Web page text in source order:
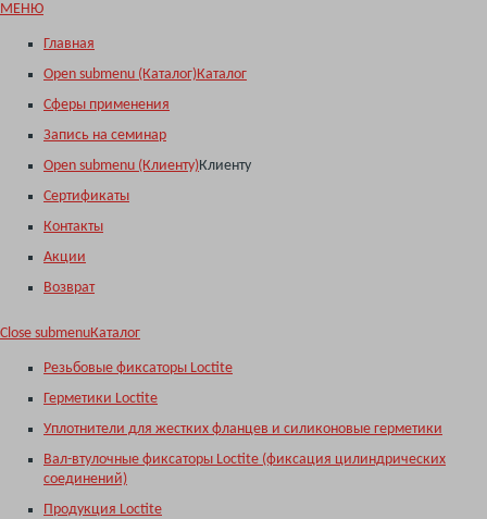
МЕНЮ
Главная
Open submenu (Каталог)Каталог
Сферы применения
Запись на семинар
Open submenu (Клиенту)Клиенту
Сертификаты
Контакты
Акции
Возврат
Close submenuКаталог
Резьбовые фиксаторы Loctite
Герметики Loctite
Уплотнители для жестких фланцев и силиконовые герметики
Вал-втулочные фиксаторы Loctite (фиксация цилиндрических
соединений)
Продукция Loctite